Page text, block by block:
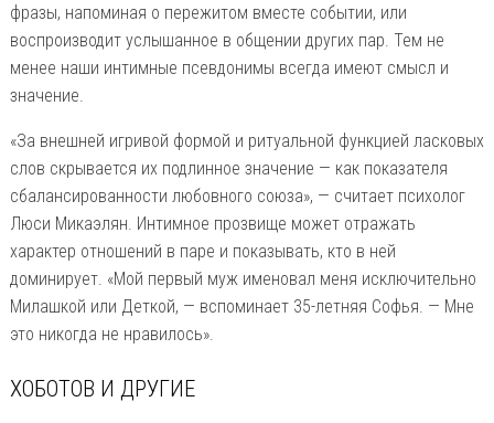
фразы, напоминая о пережитом вместе событии, или
воспроизводит услышанное в общении других пар. Тем не
менее наши интимные псевдонимы всегда имеют смысл и
значение.
«За внешней игривой формой и ритуальной функцией ласковых
слов скрывается их подлинное значение — как показателя
сбалансированности любовного союза», — считает психолог
Люси Микаэлян. Интимное прозвище может отражать
характер отношений в паре и показывать, кто в ней
доминирует. «Мой первый муж именовал меня исключительно
Милашкой или Деткой, — вспоминает 35-летняя Софья. — Мне
это никогда не нравилось».
ХОБОТОВ И ДРУГИЕ